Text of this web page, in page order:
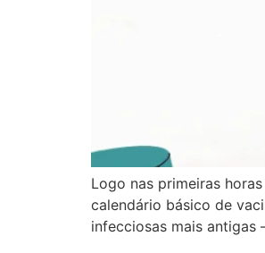
Logo nas primeiras
calendário básico de
infecciosas mais